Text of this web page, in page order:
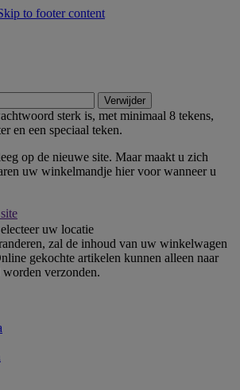
to footer content
Verwijder
sterk is, met minimaal 8 tekens,
en een speciaal teken.
op de nieuwe site. Maar maakt u zich
uw winkelmandje hier voor wanneer u
uw locatie
zal de inhoud van uw winkelwagen
gekochte artikelen kunnen alleen naar
worden verzonden.